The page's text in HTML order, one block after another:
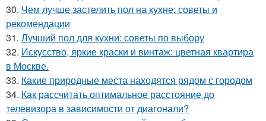
30. Чем лучше застелить пол на кухне: советы и
рекомендации
31. Лучший пол для кухни: советы по выбору
32. Искусство, яркие краски и винтаж: цветная квартира
в Москве.
33. Какие природные места находятся рядом с городом
34. Как рассчитать оптимальное расстояние до
телевизора в зависимости от диагонали?